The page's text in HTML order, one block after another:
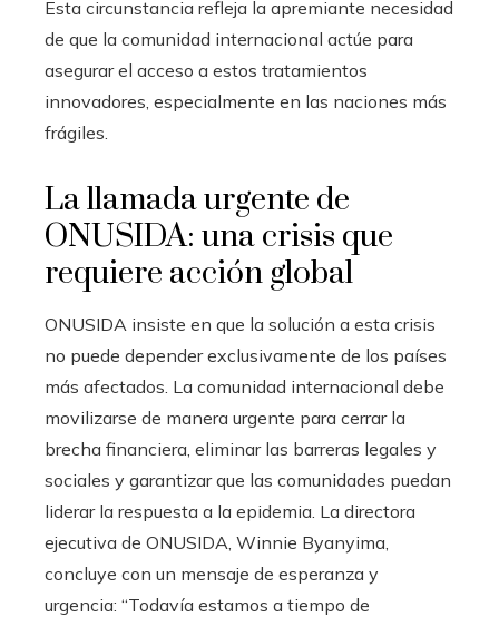
Esta circunstancia refleja la apremiante necesidad
de que la comunidad internacional actúe para
asegurar el acceso a estos tratamientos
innovadores, especialmente en las naciones más
frágiles.
La llamada urgente de
ONUSIDA: una crisis que
requiere acción global
ONUSIDA insiste en que la solución a esta crisis
no puede depender exclusivamente de los países
más afectados. La comunidad internacional debe
movilizarse de manera urgente para cerrar la
brecha financiera, eliminar las barreras legales y
sociales y garantizar que las comunidades puedan
liderar la respuesta a la epidemia. La directora
ejecutiva de ONUSIDA, Winnie Byanyima,
concluye con un mensaje de esperanza y
urgencia: “Todavía estamos a tiempo de